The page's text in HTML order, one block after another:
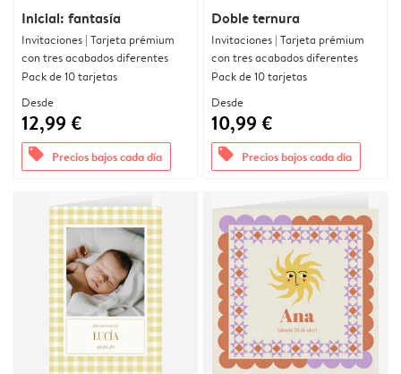
Inicial: fantasía
Invitaciones | Tarjeta prémium
con tres acabados diferentes
Pack de 10 tarjetas
Desde
12,99 €
offers Precios bajos cada día
Doble ternura
Invitaciones | Tarjeta prémium
con tres acabados diferentes
Pack de 10 tarjetas
Desde
10,99 €
offers Precios bajos cada día